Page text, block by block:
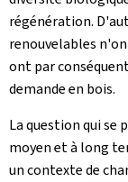
régénération.
renouvelables
ont par
demande en bois.
La question qui se
moyen et à long
un contexte de